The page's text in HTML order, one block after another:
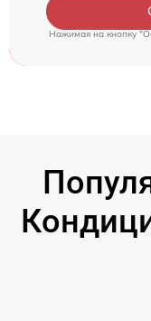
Нажимая на кнопку